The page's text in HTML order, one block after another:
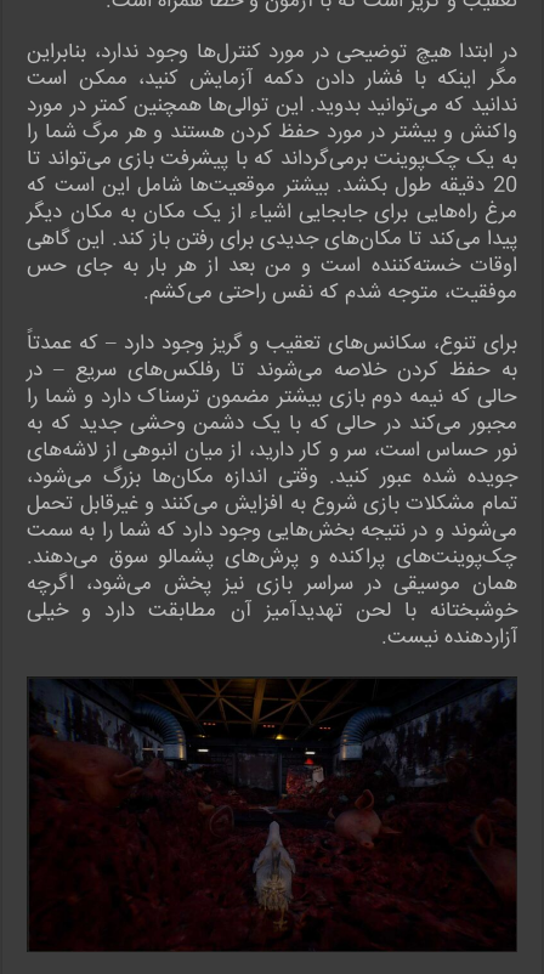
در ابتدا هیچ توضیحی در مورد کنترل‌ها وجود ندارد، بنابراین
مگر اینکه با فشار دادن دکمه آزمایش کنید، ممکن است
ندانید که می‌توانید بدوید. این توالی‌ها همچنین کمتر در مورد
واکنش و بیشتر در مورد حفظ کردن هستند و هر مرگ شما را
به یک چک‌پوینت برمی‌گرداند که با پیشرفت بازی می‌تواند تا
20 دقیقه طول بکشد. بیشتر موقعیت‌ها شامل این است که
مرغ راه‌هایی برای جابجایی اشیاء از یک مکان به مکان دیگر
پیدا می‌کند تا مکان‌های جدیدی برای رفتن باز کند. این گاهی
اوقات خسته‌کننده است و من بعد از هر بار به جای حس
موفقیت، متوجه شدم که نفس راحتی می‌کشم.
برای تنوع، سکانس‌های تعقیب و گریز وجود دارد – که عمدتاً
به حفظ کردن خلاصه می‌شوند تا رفلکس‌های سریع – در
حالی که نیمه دوم بازی بیشتر مضمون ترسناک دارد و شما را
مجبور می‌کند در حالی که با یک دشمن وحشی جدید که به
نور حساس است، سر و کار دارید، از میان انبوهی از لاشه‌های
جویده شده عبور کنید. وقتی اندازه مکان‌ها بزرگ می‌شود،
تمام مشکلات بازی شروع به افزایش می‌کنند و غیرقابل تحمل
می‌شوند و در نتیجه بخش‌هایی وجود دارد که شما را به سمت
چک‌پوینت‌های پراکنده و پرش‌های پشمالو سوق می‌دهند.
همان موسیقی در سراسر بازی نیز پخش می‌شود، اگرچه
خوشبختانه با لحن تهدیدآمیز آن مطابقت دارد و خیلی
آزاردهنده نیست.